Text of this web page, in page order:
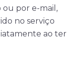
ou por e-mail,
no serviço
ao ter